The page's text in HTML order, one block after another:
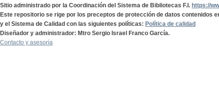
Sitio administrado por la Coordinación del Sistema de Bibliotecas F.I. https://
Este repositorio se rige por los preceptos de protección de datos contenidos
y el Sistema de Calidad con las siguientes políticas: Política de calidad
Diseñador y administrador: Mtro Sergio Israel Franco García.
Contacto y asesoría